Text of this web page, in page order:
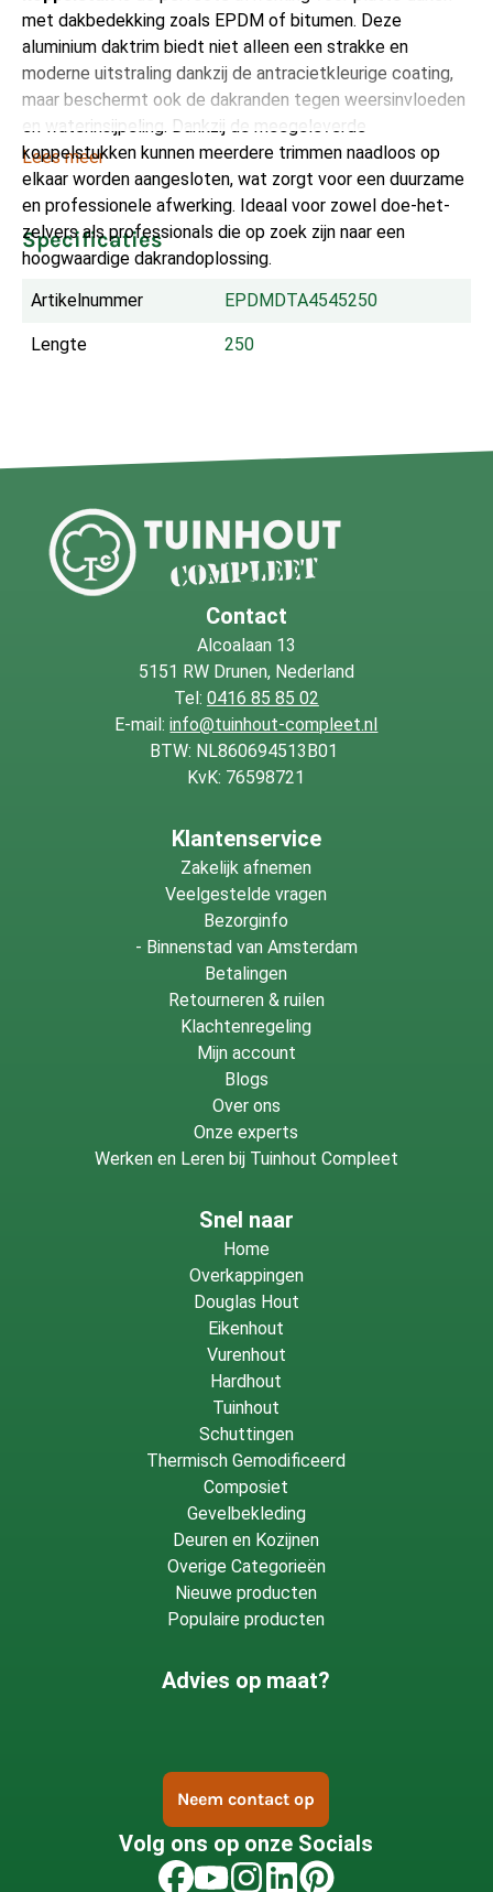
met dakbedekking zoals EPDM of bitumen. Deze
aluminium daktrim biedt niet alleen een strakke en
moderne uitstraling dankzij de antracietkleurige coating,
maar beschermt ook de dakranden tegen weersinvloeden
en waterinsijpeling. Dankzij de meegeleverde
koppelstukken kunnen meerdere trimmen naadloos op
elkaar worden aangesloten, wat zorgt voor een duurzame
en professionele afwerking. Ideaal voor zowel doe-het-
zelvers als professionals die op zoek zijn naar een
hoogwaardige dakrandoplossing.
Lees meer
Specificaties
Artikelnummer EPDMDTA4545250
Lengte 250
Contact
Alcoalaan 13
5151 RW Drunen, Nederland
Tel: 0416 85 85 02
E-mail:info@tuinhout-compleet.nl
BTW: NL860694513B01
KvK: 76598721
Klantenservice
Zakelijk afnemen
Veelgestelde vragen
Bezorginfo
- Binnenstad van Amsterdam
Betalingen
Retourneren & ruilen
Klachtenregeling
Mijn account
Blogs
Over ons
Onze experts
Werken en Leren bij Tuinhout Compleet
Snel naar
Home
Overkappingen
Douglas Hout
Eikenhout
Vurenhout
Hardhout
Tuinhout
Schuttingen
Thermisch Gemodificeerd
Composiet
Gevelbekleding
Deuren en Kozijnen
Overige Categorieën
Nieuwe producten
Populaire producten
Advies op maat?
Neem contact op
Volg ons op onze Socials